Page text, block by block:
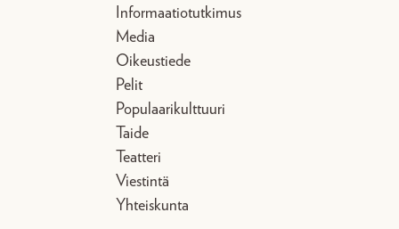
Informaatiotutkimus
Media
Oikeustiede
Pelit
Populaarikulttuuri
Taide
Teatteri
Viestintä
Yhteiskunta